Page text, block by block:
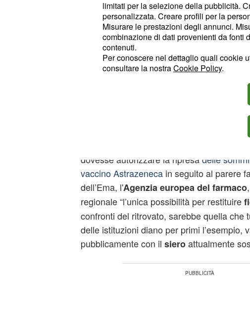
Astrazeneca. Recentemente GiorgioPalù,
dell'Agenzia italiana del farmaco, ha
correlazioni tra decessi e vaccino,
vaccini sono sicuri".
La proposta di Antonio
Tutolo invece ha voluto chiarire la propria
dovesse autorizzare la ripresadelle
vaccino Astrazenecain seguito al parere
dell’Ema, l'Agenzia europea del farmaco
regionale “l’unica possibilità per restituire
confronti del ritrovato, sarebbe quella che
delle istituzioni diano per primi l’esempio,
pubblicamente con il sieroattualmente
limitati per la selezione della pubblicità.
personalizzata. Creare profili per la
Misurare le prestazioni degli annunci.
combinazione di dati provenienti da fonti
contenuti.
Per conoscere nel dettaglio quali cookie
consultare la nostraCookie Policy.